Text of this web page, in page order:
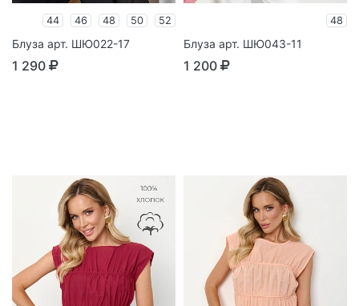
44 46 48 50 52
Блуза арт. ШЮ022-17
1 290
48
Блуза арт. ШЮ043-11
1 200